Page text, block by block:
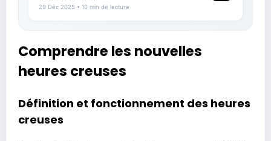
29 Déc 2025 • 10 min de lecture
Comprendre les nouvelles
heures creuses
Définition et fonctionnement des heures
creuses